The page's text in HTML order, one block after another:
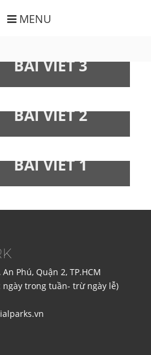
MENU
BÀI VIẾT 3
BÀI VIẾT 2
BÀI VIẾT 1
Phú, Quận 2, TP.HCM
ngày trong tuần- trừ ngày lễ)